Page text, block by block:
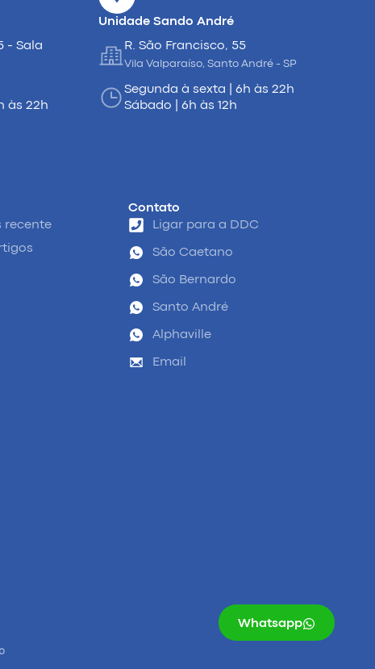
- Sala
às 22h
Unidade Sando André
R. São Francisco, 55
Vila Valparaíso, Santo André - SP
Segunda à sexta | 6h às 22h
Sábado | 6h às 12h
recente
Contato
Ligar para a DDC
São Caetano
São Bernardo
Santo André
Alphaville
Email
Whatsapp